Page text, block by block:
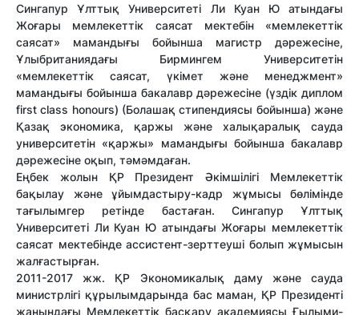
Сингапур Ұлттық Университеті Ли Куан Ю атындағы
Жоғары мемлекеттік саясат мектебін «мемлекеттік
саясат» мамандығы бойынша магистр дәрежесіне,
Ұлыбританиядағы Бирмингем Университетін
«мемлекеттік саясат, үкімет және менеджмент»
мамандығы бойынша бакалавр дәрежесіне (үздік диплом
first class honours) (Болашақ стипендиясы бойынша) және
Қазақ экономика, қаржы және халықаралық сауда
университетін «қаржы» мамандығы бойынша бакалавр
дәрежесіне оқып, тәмәмдаған.
Еңбек жолын ҚР Президент Әкімшілігі Мемлекеттік
бақылау және ұйымдастыру-кадр жұмысы бөлімінде
тағылымгер ретінде бастаған. Сингапур Ұлттық
Университеті Ли Куан Ю атындағы Жоғары мемлекеттік
саясат мектебінде ассистент-зерттеуші болып жұмысын
жалғастырған.
2011-2017 жж. ҚР Экономикалық даму және сауда
министрлігі құрылымдарында бас маман, ҚР Президенті
жанындағы Мемлекеттік басқару академиясы Ғылыми-